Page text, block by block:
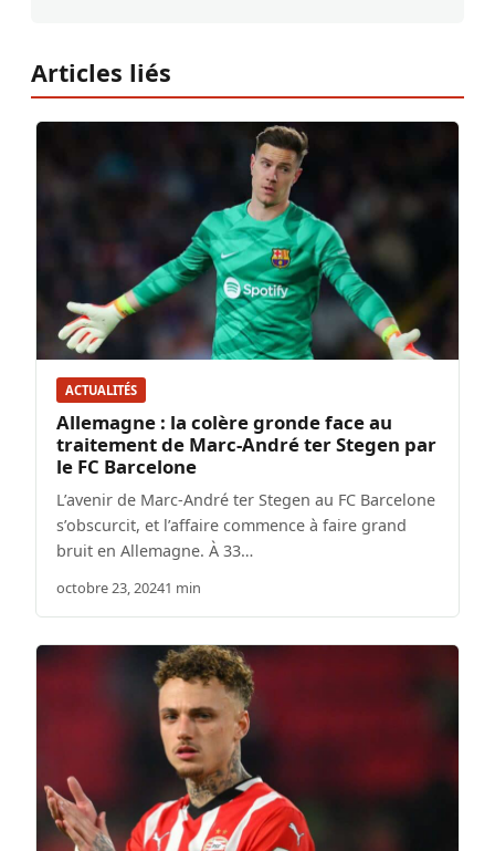
Articles liés
ACTUALITÉS
Allemagne : la colère gronde face au
traitement de Marc-André ter Stegen par
le FC Barcelone
L’avenir de Marc-André ter Stegen au FC Barcelone
s’obscurcit, et l’affaire commence à faire grand
bruit en Allemagne. À 33…
octobre 23, 20241 min